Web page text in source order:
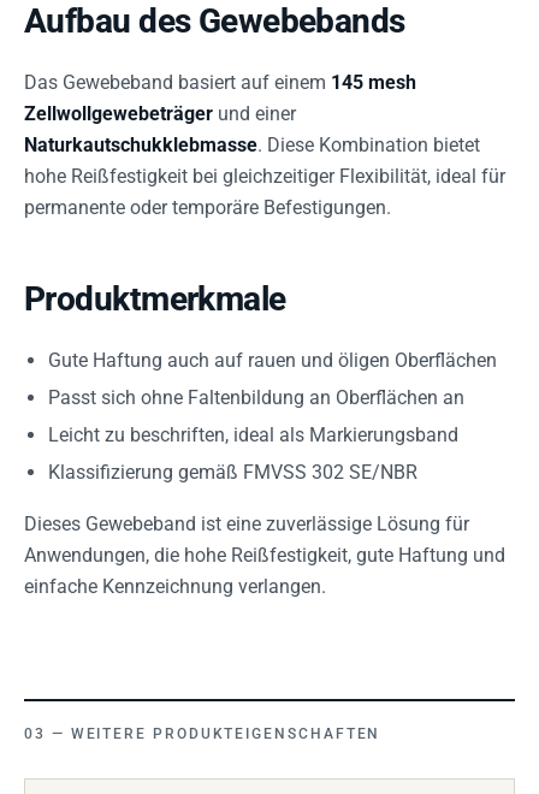
Aufbau des Gewebebands
Das Gewebeband basiert auf einem 145 mesh
Zellwollgewebeträger und einer
Naturkautschukklebmasse. Diese Kombination bietet
hohe Reißfestigkeit bei gleichzeitiger Flexibilität, ideal für
permanente oder temporäre Befestigungen.
Produktmerkmale
Gute Haftung auch auf rauen und öligen Oberflächen
Passt sich ohne Faltenbildung an Oberflächen an
Leicht zu beschriften, ideal als Markierungsband
Klassifizierung gemäß FMVSS 302 SE/NBR
Dieses Gewebeband ist eine zuverlässige Lösung für
Anwendungen, die hohe Reißfestigkeit, gute Haftung und
einfache Kennzeichnung verlangen.
WEITERE PRODUKTEIGENSCHAFTEN